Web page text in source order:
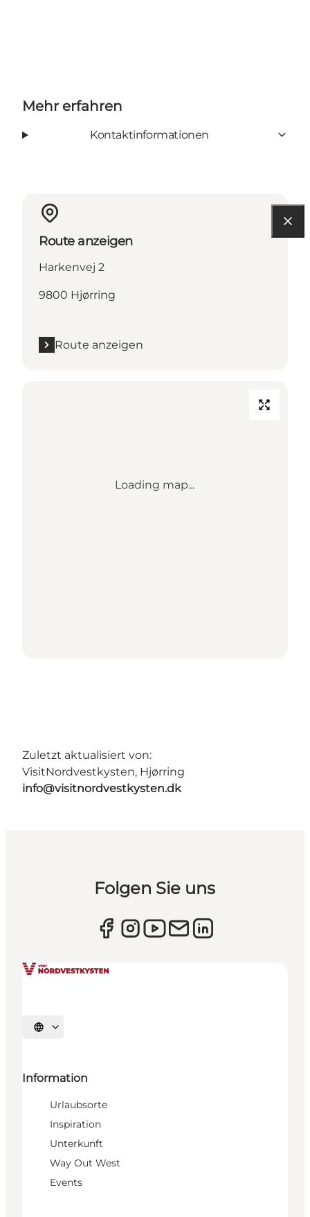
Mehr erfahren
Kontaktinformationen
Route anzeigen
Harkenvej 2
9800 Hjørring
Route anzeigen
Loading map...
Zuletzt aktualisiert von:
VisitNordvestkysten, Hjørring
info@visitnordvestkysten.dk
Folgen Sie uns
Sprache auswählen
Information
Urlaubsorte
Inspiration
Unterkunft
Way Out West
Events